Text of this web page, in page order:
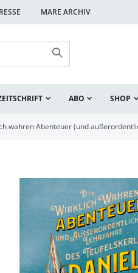
MARE ARCHIV
ABO SHOP
wahren Abenteuer (und